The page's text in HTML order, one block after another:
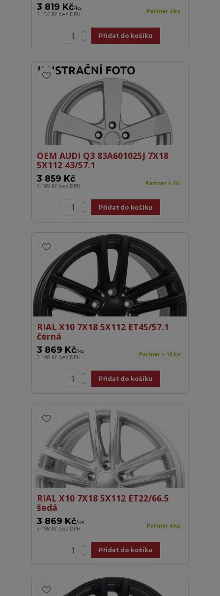
3 819 Kč/ks
3 156 Kč bez DPH Partner 4 ks
Přidat do košíku
OEM AUDI Q3 83A601025J 7X18
5X112 43/57.1
3 859 Kč
3 189 Kč bez DPH Partner > 10
Přidat do košíku
RIAL X10 7X18 5X112 ET45/57.1
černá
3 869 Kč/ks
3 198 Kč bez DPH Partner > 10 ks
Přidat do košíku
RIAL X10 7X18 5X112 ET22/66.5
šedá
3 869 Kč/ks
3 198 Kč bez DPH Partner 4 ks
Přidat do košíku